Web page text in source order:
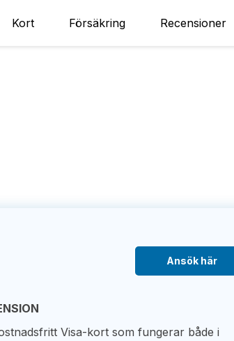
Kort Försäkring Recensioner
Ansök här
Visa-kort som fungerar både i